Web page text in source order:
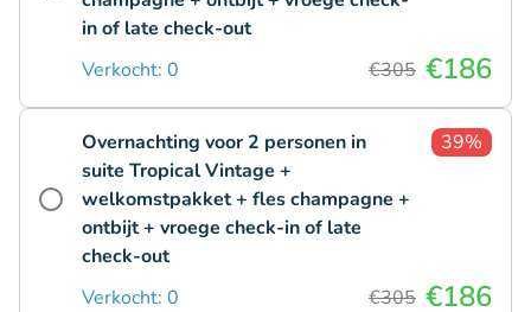
in of late check-out
Verkocht: 0 €305 €186
Overnachting voor 2 personen in
suite Tropical Vintage +
welkomstpakket + fles champagne +
ontbijt + vroege check-in of late
check-out
39%
Verkocht: 0 €305 €186